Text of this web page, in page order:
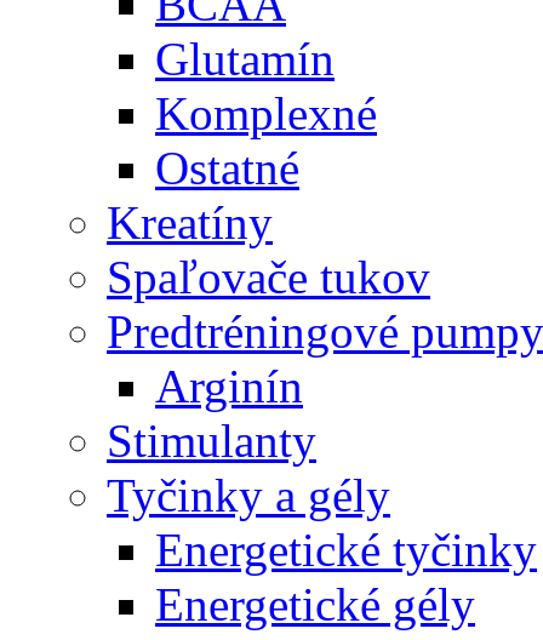
Glutamín
Komplexné
Ostatné
Kreatíny
Spaľovače tukov
Predtréningové pumpy
Arginín
Stimulanty
Tyčinky a gély
Energetické tyčinky
Energetické gély